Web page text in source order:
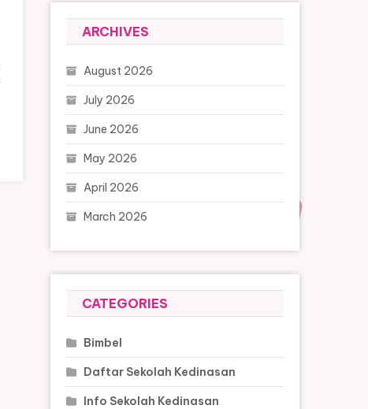
ARCHIVES
August 2026
July 2026
June 2026
May 2026
April 2026
March 2026
CATEGORIES
Bimbel
Daftar Sekolah Kedinasan
Info Sekolah Kedinasan